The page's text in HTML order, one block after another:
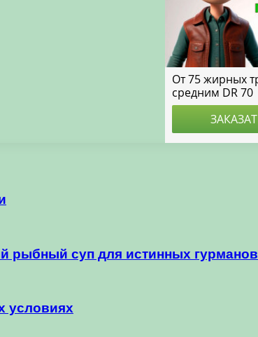
рыбный суп для истинных гурманов
условиях